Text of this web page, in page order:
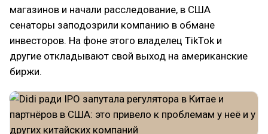
магазинов и начали расследование, в США
сенаторы заподозрили компанию в обмане
инвесторов. На фоне этого владелец TikTok и
другие откладывают свой выход на американские
биржи.